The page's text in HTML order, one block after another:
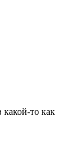
какой-то как